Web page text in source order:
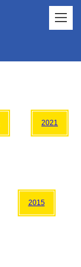
2021
2015